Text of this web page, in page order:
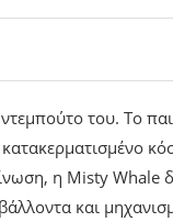
του. Το
η Misty Whale
και